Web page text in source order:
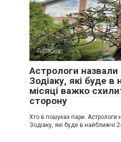
Гороскоп
Астрологи назвали
Зодіаку, які буде в
місяці важко
сторону
Хто в пошуках пари. Астрологи
Зодіаку, які буде в найближчі